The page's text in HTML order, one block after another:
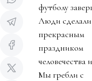
футболу
Люди сделали
прекрасным
праздником
человечества
Мы гребли с